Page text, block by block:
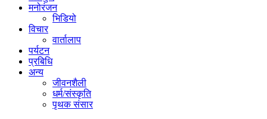
मनोरंजन
भिडियो
विचार
वार्तालाप
पर्यटन
प्रबिधि
अन्य
जीवनशैली
धर्म/संस्कृति
पृथक संसार